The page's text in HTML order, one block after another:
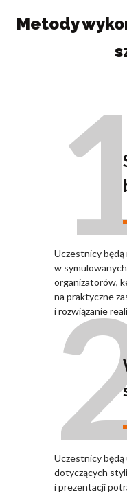
Metody
Uczestnicy będą
w
organizatorów,
na praktyczne
i rozwiązanie
Uczestnicy
dotyczących
i prezentacji